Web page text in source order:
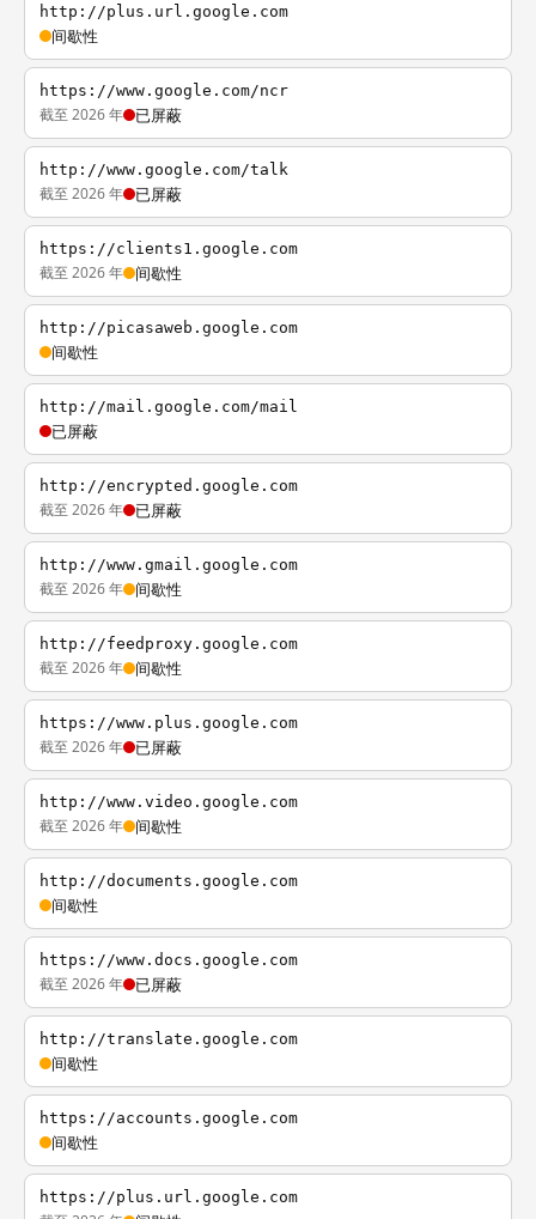
http://plus.url.google.com
间歇性
https://www.google.com/ncr
截至 2026 年 已屏蔽
http://www.google.com/talk
截至 2026 年 已屏蔽
https://clients1.google.com
截至 2026 年 间歇性
http://picasaweb.google.com
间歇性
http://mail.google.com/mail
已屏蔽
http://encrypted.google.com
截至 2026 年 已屏蔽
http://www.gmail.google.com
截至 2026 年 间歇性
http://feedproxy.google.com
截至 2026 年 间歇性
https://www.plus.google.com
截至 2026 年 已屏蔽
http://www.video.google.com
截至 2026 年 间歇性
http://documents.google.com
间歇性
https://www.docs.google.com
截至 2026 年 已屏蔽
http://translate.google.com
间歇性
https://accounts.google.com
间歇性
https://plus.url.google.com